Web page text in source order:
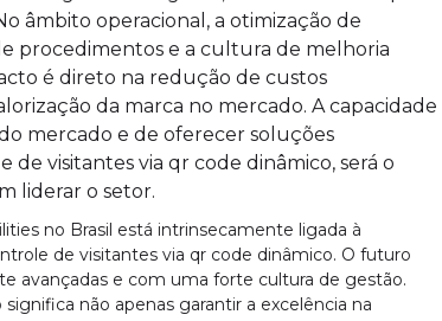
âmbito operacional, a otimização de
procedimentos e a cultura de melhoria
é direto na redução de custos
da marca no mercado. A capacidade
mercado e de oferecer soluções
de visitantes via qr code dinâmico, será o
liderar o setor.
no Brasil está intrinsecamente ligada à
de visitantes via qr code dinâmico. O futuro
avançadas e com uma forte cultura de gestão.
não apenas garantir a excelência na